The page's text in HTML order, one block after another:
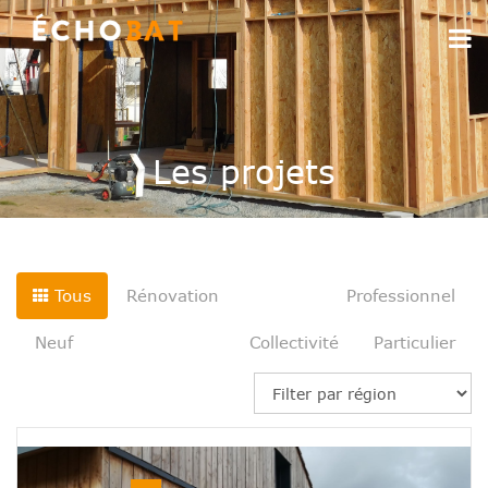
Les projets
Tous Rénovation Professionnel
Particulier
Neuf Collectivité